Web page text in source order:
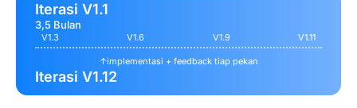
Iterasi V1.1
3,5 Bulan
V1.3 V1.6 V1.9 V1.11
↑implementasi + feedback tiap pekan
Iterasi V1.12